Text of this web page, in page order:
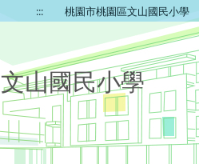
::: 桃園市桃園區文山國民小學
山國民小學